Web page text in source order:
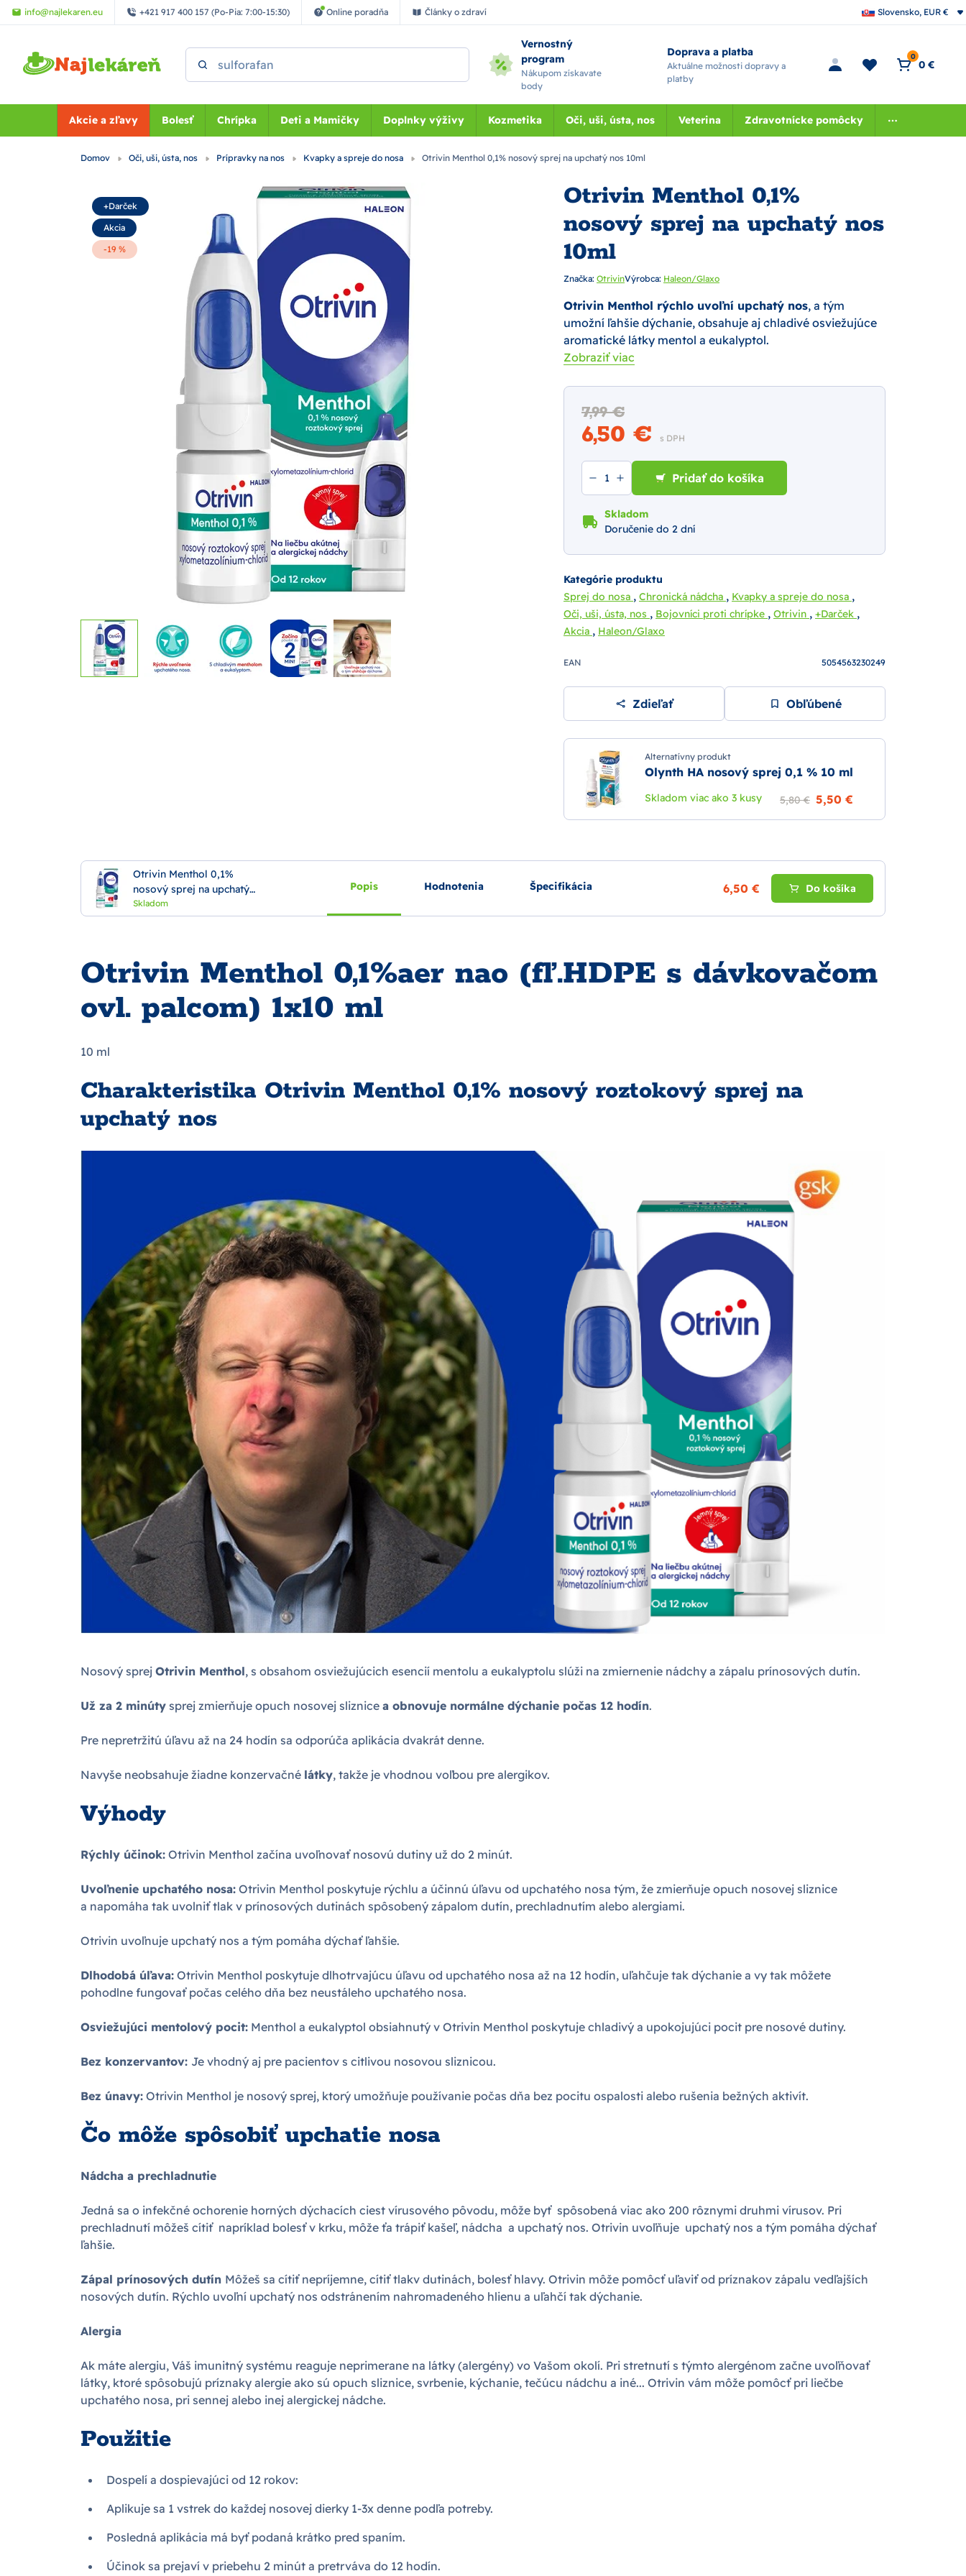
Preskočiť na hlavný obsah
info@najlekaren.eu +421 917 400 157 (Po-Pia: 7:00-15:30) Online poradňa Články o zdraví Slovensko, EUR €
Vernostný
program
Nákupom získavate
body
Doprava a platba
Aktuálne možnosti dopravy a
platby
0
0 €
Akcie a zľavy Bolesť Chrípka Deti a Mamičky Doplnky výživy Kozmetika Oči, uši, ústa, nos Veterina Zdravotnícke pomôcky
Domov Oči, uši, ústa, nos Prípravky na nos Kvapky a spreje do nosa Otrivin Menthol 0,1% nosový sprej na upchatý nos 10ml
Otrivin Menthol 0,1%
nosový sprej na upchatý nos
10ml
Značka: OtrivinVýrobca: Haleon/Glaxo
Otrivin Menthol rýchlo uvoľní upchatý nos, a tým
umožní ľahšie dýchanie, obsahuje aj chladivé osviežujúce
aromatické látky mentol a eukalyptol.
Zobraziť viac
+Darček
Akcia
-19 %
7,99 €
6,50 € s DPH
Pridať do košíka
Skladom
Doručenie do 2 dní
Kategórie produktu
Sprej do nosa , Chronická nádcha , Kvapky a spreje do nosa ,
Oči, uši, ústa, nos , Bojovníci proti chrípke , Otrivin , +Darček ,
Akcia , Haleon/Glaxo
EAN 5054563230249
Zdieľať Obľúbené
Alternatívny produkt
Olynth HA nosový sprej 0,1 % 10 ml
Skladom viac ako 3 kusy 5,80 € 5,50 €
Otrivin Menthol 0,1%
nosový sprej na upchatý
nos 10ml
Skladom
Popis Hodnotenia Špecifikácia 6,50 € Do košíka
Otrivin Menthol 0,1%aer nao (fľ.HDPE s dávkovačom
ovl. palcom) 1x10 ml
10 ml
Charakteristika Otrivin Menthol 0,1% nosový roztokový sprej na
upchatý nos
Nosový sprej Otrivin Menthol, s obsahom osviežujúcich esencií mentolu a eukalyptolu slúži na zmiernenie nádchy a zápalu prínosových dutín.
Už za 2 minúty sprej zmierňuje opuch nosovej sliznice a obnovuje normálne dýchanie počas 12 hodín.
Pre nepretržitú úľavu až na 24 hodín sa odporúča aplikácia dvakrát denne.
Navyše neobsahuje žiadne konzervačné látky, takže je vhodnou voľbou pre alergikov.
Výhody
Rýchly účinok: Otrivin Menthol začína uvoľnovať nosovú dutiny už do 2 minút.
Uvoľnenie upchatého nosa: Otrivin Menthol poskytuje rýchlu a účinnú úľavu od upchatého nosa tým, že zmierňuje opuch nosovej sliznice
a napomáha tak uvolniť tlak v prínosových dutinách spôsobený zápalom dutín, prechladnutím alebo alergiami.
Otrivin uvoľnuje upchatý nos a tým pomáha dýchať ľahšie.
Dlhodobá úľava: Otrivin Menthol poskytuje dlhotrvajúcu úľavu od upchatého nosa až na 12 hodín, uľahčuje tak dýchanie a vy tak môžete
pohodlne fungovať počas celého dňa bez neustáleho upchatého nosa.
Osviežujúci mentolový pocit: Menthol a eukalyptol obsiahnutý v Otrivin Menthol poskytuje chladivý a upokojujúci pocit pre nosové dutiny.
Bez konzervantov: Je vhodný aj pre pacientov s citlivou nosovou sliznicou.
Bez únavy: Otrivin Menthol je nosový sprej, ktorý umožňuje používanie počas dňa bez pocitu ospalosti alebo rušenia bežných aktivít.
Čo môže spôsobiť upchatie nosa
Nádcha a prechladnutie
Jedná sa o infekčné ochorenie horných dýchacích ciest vírusového pôvodu, môže byť spôsobená viac ako 200 rôznymi druhmi vírusov. Pri
prechladnutí môžeš cítiť napríklad bolesť v krku, môže ťa trápiť kašeľ, nádcha a upchatý nos. Otrivin uvoľňuje upchatý nos a tým pomáha dýchať
ľahšie.
Zápal prínosových dutín Môžeš sa cítiť nepríjemne, cítiť tlakv dutinách, bolesť hlavy. Otrivin môže pomôcť uľaviť od príznakov zápalu vedľajších
nosových dutín. Rýchlo uvoľní upchatý nos odstránením nahromadeného hlienu a uľahčí tak dýchanie.
Alergia
Ak máte alergiu, Váš imunitný systému reaguje neprimerane na látky (alergény) vo Vašom okolí. Pri stretnutí s týmto alergénom začne uvoľňovať
látky, ktoré spôsobujú príznaky alergie ako sú opuch sliznice, svrbenie, kýchanie, tečúcu nádchu a iné... Otrivin vám môže pomôcť pri liečbe
upchatého nosa, pri sennej alebo inej alergickej nádche.
Použitie
Dospelí a dospievajúci od 12 rokov:
Aplikuje sa 1 vstrek do každej nosovej dierky 1-3x denne podľa potreby.
Posledná aplikácia má byť podaná krátko pred spaním.
Účinok sa prejaví v priebehu 2 minút a pretrváva do 12 hodín.